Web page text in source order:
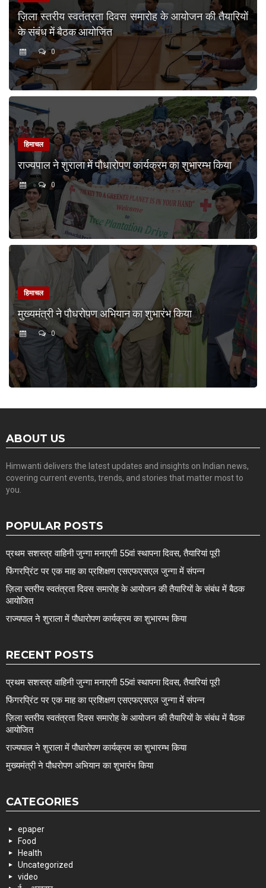
ज़िला स्तरीय स्वतंत्रता दिवस समारोह के आयोजन की तैयारियों
के संबंध में बैठक आयोजित
0
हिमाचल
राज्यपाल ने शुराला में पौधारोपण कार्यक्रम का शुभारम्भ किया
0
हिमाचल
मुख्यमंत्री ने पौधरोपण अभियान का शुभारंभ किया
0
ABOUT US
Himwanti delivers the latest updates and insights on Indian news,
covering current events, trends, and stories that matter most to
you.
POPULAR POSTS
प्रथम सशस्त्र वाहिनी जुन्गा मनाएगी 55वां स्थापना दिवस, तैयारियां पूरी
फिंगरप्रिंट पर एक माह का प्रशिक्षण एसएफएसएल जुन्गा में संपन्न
ज़िला स्तरीय स्वतंत्रता दिवस समारोह के आयोजन की तैयारियों के संबंध में बैठक
आयोजित
राज्यपाल ने शुराला में पौधारोपण कार्यक्रम का शुभारम्भ किया
RECENT POSTS
प्रथम सशस्त्र वाहिनी जुन्गा मनाएगी 55वां स्थापना दिवस, तैयारियां पूरी
फिंगरप्रिंट पर एक माह का प्रशिक्षण एसएफएसएल जुन्गा में संपन्न
ज़िला स्तरीय स्वतंत्रता दिवस समारोह के आयोजन की तैयारियों के संबंध में बैठक
आयोजित
राज्यपाल ने शुराला में पौधारोपण कार्यक्रम का शुभारम्भ किया
मुख्यमंत्री ने पौधरोपण अभियान का शुभारंभ किया
CATEGORIES
epaper
Food
Health
Uncategorized
video